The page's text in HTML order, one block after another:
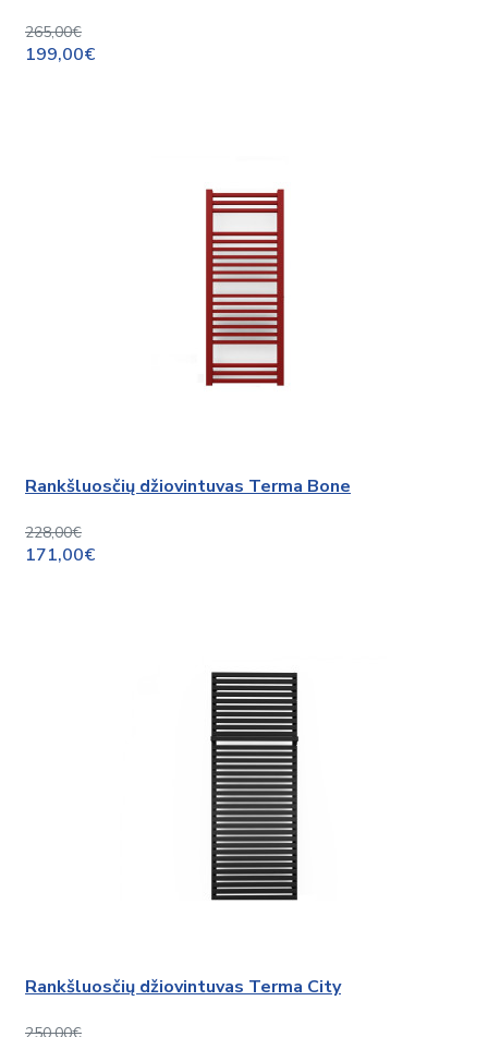
265,00€
199,00€
Rankšluosčių džiovintuvas Terma Bone
228,00€
171,00€
Rankšluosčių džiovintuvas Terma City